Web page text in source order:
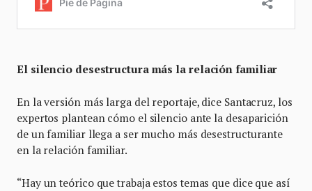
El silencio desestructura más la relación familiar
En la versión más larga del reportaje, dice Santacruz, los
expertos plantean cómo el silencio ante la desaparición
de un familiar llega a ser mucho más desestructurante
en la relación familiar.
“Hay un teórico que trabaja estos temas que dice que así